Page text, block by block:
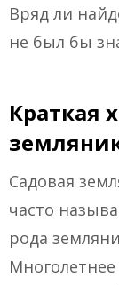
Вряд ли
не был бы
Краткая
Садовая
часто
рода